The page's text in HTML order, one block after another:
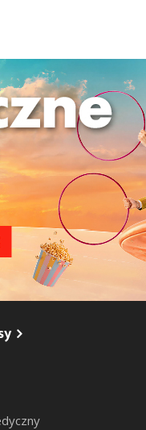
Życie nocne